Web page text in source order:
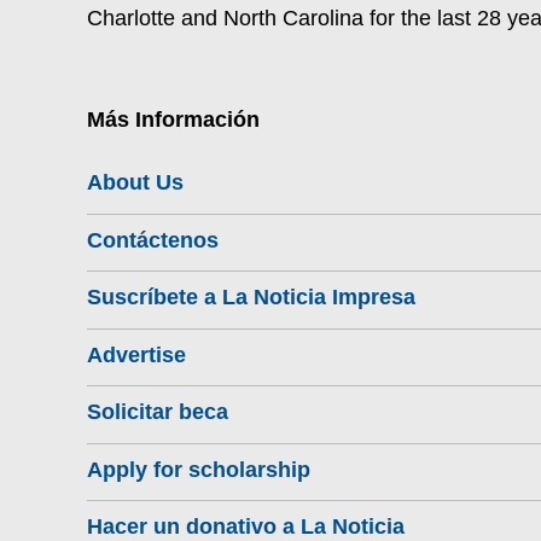
Charlotte and North Carolina for the last 28
Más Información
About Us
Contáctenos
Suscríbete a La Noticia Impresa
Advertise
Solicitar beca
Apply for scholarship
Hacer un donativo a La Noticia